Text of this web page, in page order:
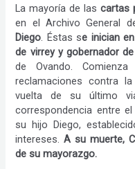
La mayoría de las cartas
en el Archivo General
Diego. Éstas se inician
de virrey y gobernador
de Ovando.
reclamaciones contra
vuelta de su último
correspondencia entre
su hijo Diego,
intereses.A su muerte,
de su mayorazgo.